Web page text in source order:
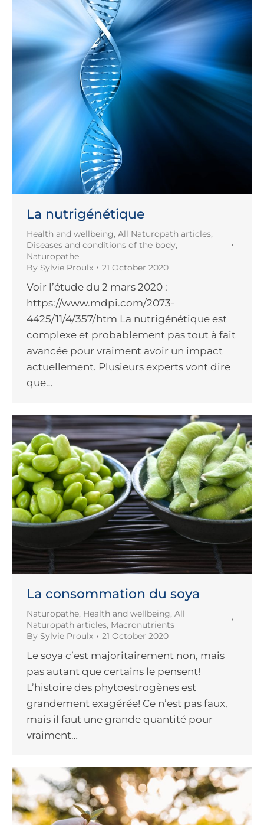
La nutrigénétique
Health and wellbeing, All Naturopath articles,
Diseases and conditions of the body,
Naturopathe
By Sylvie Proulx 21 October 2020
Voir l’étude du 2 mars 2020 :
https://www.mdpi.com/2073-
4425/11/4/357/htm La nutrigénétique est
complexe et probablement pas tout à fait
avancée pour vraiment avoir un impact
actuellement. Plusieurs experts vont dire
que…
La consommation du soya
Naturopathe, Health and wellbeing, All
Naturopath articles, Macronutrients
By Sylvie Proulx 21 October 2020
Le soya c’est majoritairement non, mais
pas autant que certains le pensent!
L’histoire des phytoestrogènes est
grandement exagérée! Ce n’est pas faux,
mais il faut une grande quantité pour
vraiment…